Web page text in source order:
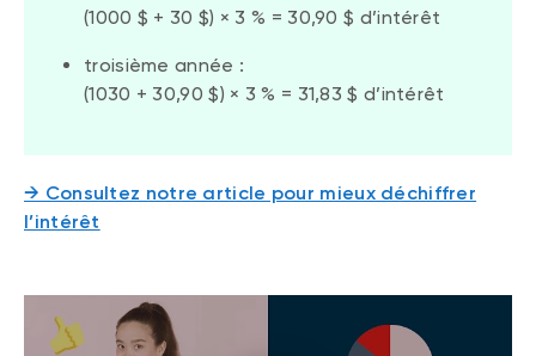
(1000 $ + 30 $) × 3 % = 30,90 $ d’intérêt
troisième année :
(1030 + 30,90 $) × 3 % = 31,83 $ d’intérêt
→ Consultez notre article pour mieux déchiffrer
l’intérêt